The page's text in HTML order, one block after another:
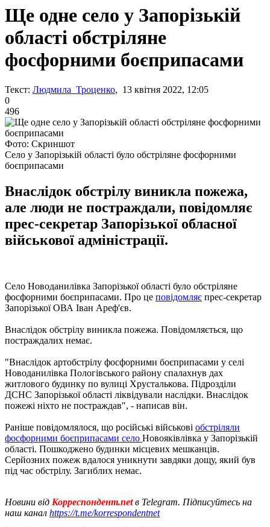
Ще одне село у Запорізькій
області обстріляне
фосфорними боєприпасами
Текст: Людмила Троценко, 13 квітня 2022, 12:05
0
496
Фото: Скриншот
Село у Запорізькій області було обстріляне фосфорними
боєприпасами
Внаслідок обстрілу виникла пожежа,
але люди не постраждали, повідомляє
прес-секретар Запорізької обласної
військової адміністрації.
Село Новоданилівка Запорізької області було обстріляне
фосфорними боєприпасами. Про це повідомляє прес-секретар
Запорізької ОВА Іван Ареф'єв.
Внаслідок обстрілу виникла пожежа. Повідомляється, що
постраждалих немає.
"Внаслідок артобстрілу фосфорними боєприпасами у селі
Новоданилівка Пологівського району спалахнув дах
житлового будинку по вулиці Хрусталькова. Підрозділи
ДСНС Запорізької області ліквідували наслідки. Внаслідок
пожежі ніхто не постраждав", - написав він.
Раніше повідомлялося, що російські військові обстріляли
фосфорними боєприпасами село Новояківлівка у Запорізькій
області. Пошкоджено будинки місцевих мешканців.
Серйозних пожеж вдалося уникнути завдяки дощу, який був
під час обстрілу. Загиблих немає.
Новини від Корреспондент.netв Telegram. Підписуйтесь на
наш канал https://t.me/korrespondentnet